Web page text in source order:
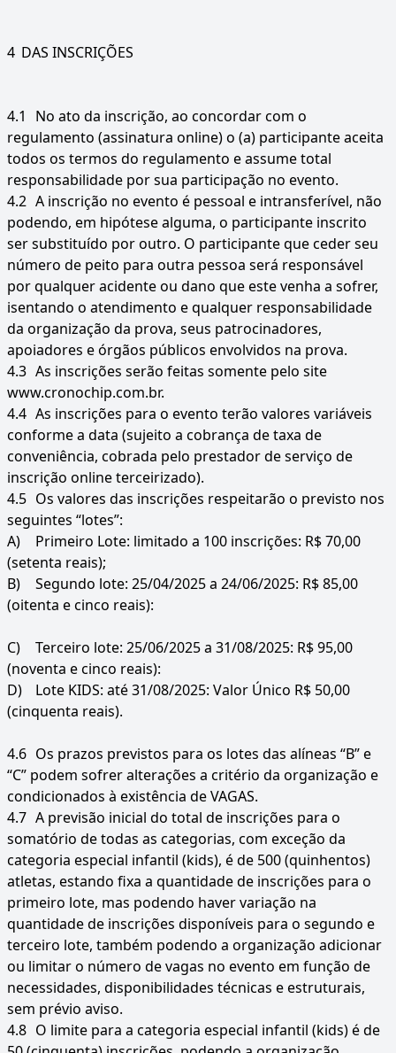
4 DAS INSCRIÇÕES
4.1
No ato da inscrição, ao concordar com o
regulamento (assinatura online) o (a) participante aceita
todos os termos do regulamento e assume total
responsabilidade por sua participação no evento.
4.2 A inscrição no evento é pessoal e intransferível, não
podendo, em hipótese alguma, o participante inscrito
ser substituído por outro. O participante que ceder seu
número de peito para outra pessoa será responsável
por qualquer acidente ou dano que este venha a sofrer,
isentando o atendimento e qualquer responsabilidade
da organização da prova, seus patrocinadores,
apoiadores e órgãos públicos envolvidos na prova.
4.3 As inscrições serão feitas somente pelo site
www.cronochip.com.br.
4.4 As inscrições para o evento terão valores variáveis
conforme a data (sujeito a cobrança de taxa de
conveniência, cobrada pelo prestador de serviço de
inscrição online terceirizado).
4.5 Os valores das inscrições respeitarão o previsto nos
seguintes “lotes”:
A)
Primeiro Lote: limitado a 100 inscrições: R$ 70,00
(setenta reais);
B)
Segundo lote: 25/04/2025 a 24/06/2025: R$ 85,00
(oitenta e cinco reais):
C)
Terceiro lote: 25/06/2025 a 31/08/2025: R$ 95,00
(noventa e cinco reais):
D)
Lote KIDS: até 31/08/2025: Valor Único R$ 50,00
(cinquenta reais).
4.6 Os prazos previstos para os lotes das alíneas “B” e
“C” podem sofrer alterações a critério da organização e
condicionados à existência de VAGAS.
4.7 A previsão inicial do total de inscrições para o
somatório de todas as categorias, com exceção da
categoria especial infantil (kids), é de 500 (quinhentos)
atletas, estando fixa a quantidade de inscrições para o
primeiro lote, mas podendo haver variação na
quantidade de inscrições disponíveis para o segundo e
terceiro lote, também podendo a organização adicionar
ou limitar o número de vagas no evento em função de
necessidades, disponibilidades técnicas e estruturais,
sem prévio aviso.
4.8 O limite para a categoria especial infantil (kids) é de